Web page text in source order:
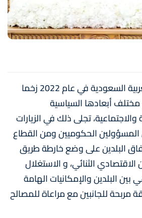
شهدت العلاقات المغربية السعودية في عام 2022 زخما
أبعادها السياسية
والاجتماعية، تجلى ذلك في الزيارات
المسؤولين الحكوميين ومن القطاع
البلدين على وضع خارطة طريق
الاقتصادي الثنائي، و الاستغلال
بين البلدين والإمكانيات الهامة
مربحة للجانبين مع مراعاة للمصالح